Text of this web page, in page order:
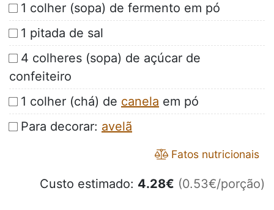
1 colher (sopa) de fermento em pó
1 pitada de sal
4 colheres (sopa) de açúcar de
confeiteiro
1 colher (chá) de canela em pó
Para decorar: avelã
Fatos nutricionais
Custo estimado: 4.28€ (0.53€/porção)